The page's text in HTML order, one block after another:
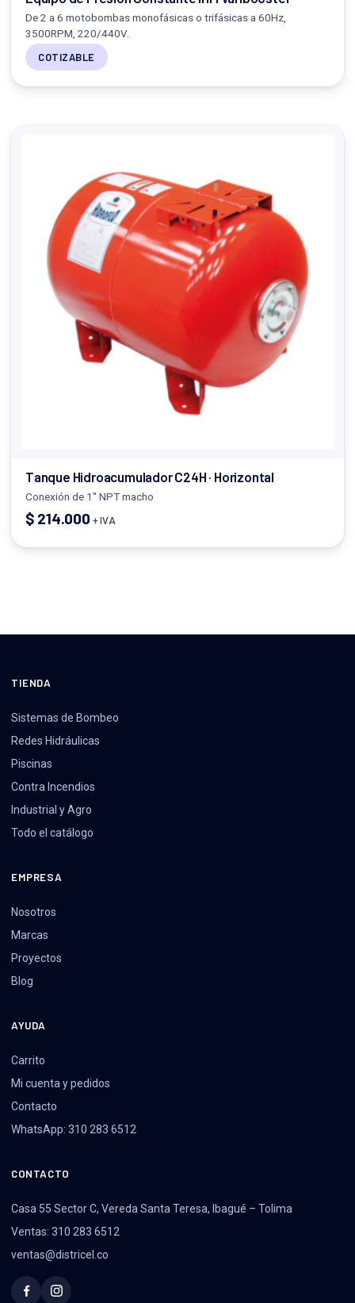
De 2 a 6 motobombas monofásicas o trifásicas a 60Hz,
3500RPM, 220/440V.
COTIZABLE
Tanque Hidroacumulador C24H · Horizontal
Conexión de 1" NPT macho
$ 214.000 + IVA
TIENDA
Sistemas de Bombeo
Redes Hidráulicas
Piscinas
Contra Incendios
Industrial y Agro
Todo el catálogo
EMPRESA
Nosotros
Marcas
Proyectos
Blog
AYUDA
Carrito
Mi cuenta y pedidos
Contacto
WhatsApp: 310 283 6512
CONTACTO
Casa 55 Sector C, Vereda Santa Teresa, Ibagué – Tolima
Ventas: 310 283 6512
ventas@districel.co